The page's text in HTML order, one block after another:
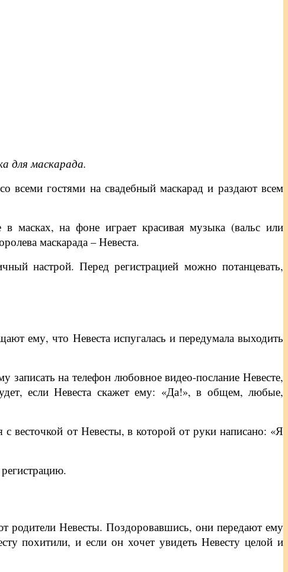
для маскарада.
гостями на свадебный маскарад и раздают всем
масках, на фоне играет красивая музыка (вальс или
маскарада – Невеста.
настрой. Перед регистрацией можно потанцевать,
ему, что Невеста испугалась и передумала выходить
на телефон любовное видео-послание Невесте,
если Невеста скажет ему: «Да!», в общем, любые,
с весточкой от Невесты, в которой от руки написано: «Я
родители Невесты. Поздоровавшись, они передают ему
похитили, и если он хочет увидеть Невесту целой и